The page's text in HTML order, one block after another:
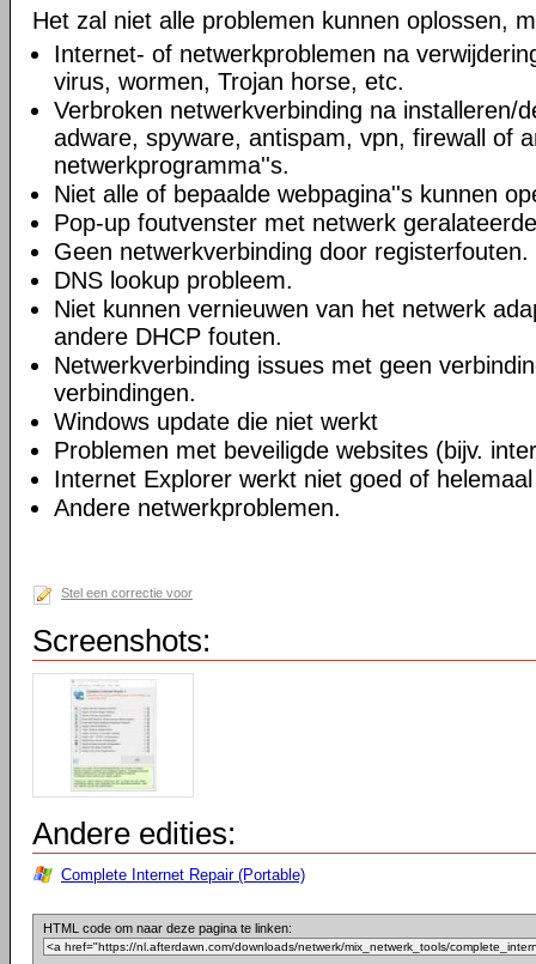
Het zal niet alle problemen kunnen oplossen,
Internet- of netwerkproblemen na
virus, wormen, Trojan horse, etc.
Verbroken netwerkverbinding na installeren/
adware, spyware, antispam, vpn, firewall of
netwerkprogramma''s.
Niet alle of bepaalde webpagina''s kunnen
Pop-up foutvenster met netwerk
Geen netwerkverbinding door registerfouten.
DNS lookup probleem.
Niet kunnen vernieuwen van het netwerk
andere DHCP fouten.
Netwerkverbinding issues met geen
verbindingen.
Windows update die niet werkt
Problemen met beveiligde websites (bijv.
Internet Explorer werkt niet goed of
Andere netwerkproblemen.
Stel een correctie voor
Screenshots:
Andere edities:
Complete Internet Repair (Portable)
HTML code om naar deze pagina te linken: